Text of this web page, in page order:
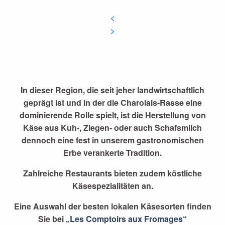
In dieser Region, die seit jeher landwirtschaftlich
geprägt ist und in der die Charolais-Rasse eine
dominierende Rolle spielt, ist die Herstellung von
Käse aus Kuh-, Ziegen- oder auch Schafsmilch
dennoch eine fest in unserem gastronomischen
Erbe verankerte Tradition.
Zahlreiche Restaurants bieten zudem köstliche
Käsespezialitäten an.
Eine Auswahl der besten lokalen Käsesorten finden
Sie bei „Les Comptoirs aux Fromages“